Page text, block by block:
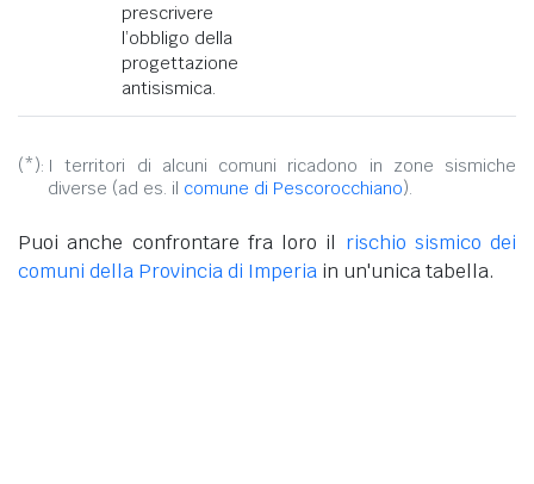
prescrivere
l’obbligo della
progettazione
antisismica.
(*): I territori di alcuni comuni ricadono in zone sismiche
diverse (ad es. il comune di Pescorocchiano).
Puoi anche confrontare fra loro il rischio sismico dei
comuni della Provincia di Imperia in un'unica tabella.